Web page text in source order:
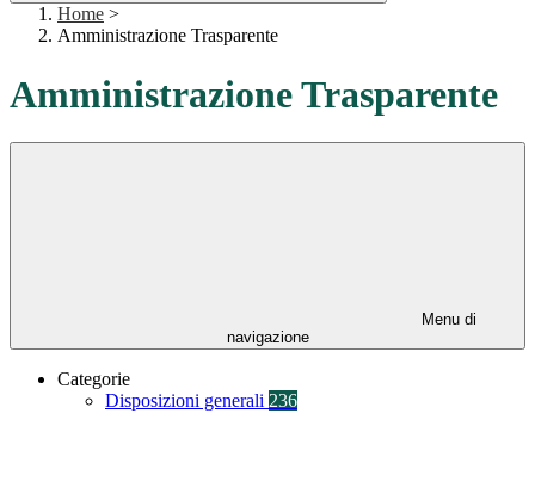
Home >
Amministrazione Trasparente
Amministrazione Trasparente
Menu di
navigazione
Categorie
Disposizioni generali 236